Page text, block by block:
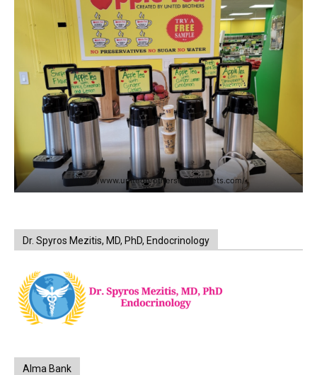
https://www.unitedbrothersfruitmarkets.com/
Dr. Spyros Mezitis, MD, PhD, Endocrinology
Alma Bank